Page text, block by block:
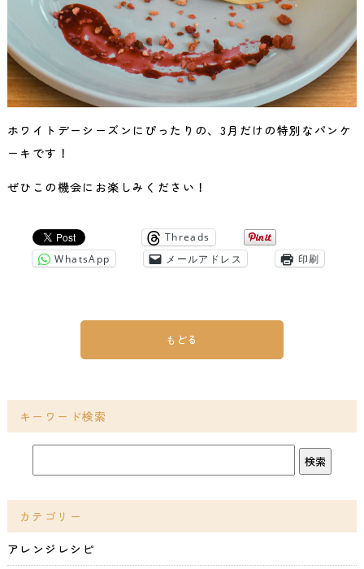
ホワイトデーシーズンにぴったりの、3月だけの特別なパンケ
ーキです！
ぜひこの機会にお楽しみください！
Threads
WhatsApp
メールアドレス 印刷
もどる
キーワード検索
カテゴリー
アレンジレシピ